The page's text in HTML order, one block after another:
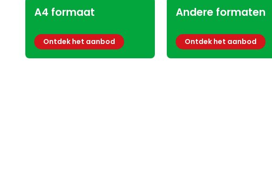
A4 formaat
Ontdek het aanbod
Andere formaten
Ontdek het aanbod